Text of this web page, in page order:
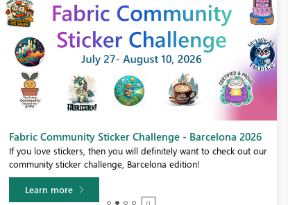
Fabric Community Sticker Challenge - Barcelona 2026
If you love stickers, then you will definitely want to check out our
community sticker challenge, Barcelona edition!
Learn more